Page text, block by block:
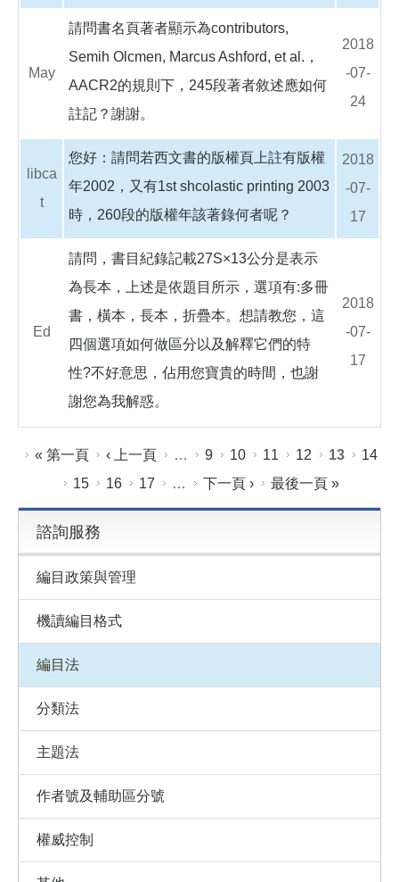
May
請問書名頁著者顯示為contributors,
Semih Olcmen, Marcus Ashford, et al.，
AACR2的規則下，245段著者敘述應如何
註記？謝謝。
2018
-07-
24
libca
t
您好：請問若西文書的版權頁上註有版權
年2002，又有1st shcolastic printing 2003
時，260段的版權年該著錄何者呢？
2018
-07-
17
Ed
請問，書目紀錄記載27S×13公分是表示
為長本，上述是依題目所示，選項有:多冊
書，橫本，長本，折疊本。想請教您，這
四個選項如何做區分以及解釋它們的特
性?不好意思，佔用您寶貴的時間，也謝
謝您為我解惑。
2018
-07-
17
頁面
« 第一頁 ‹ 上一頁 … 9 10 11 12 13
14
15
16 17 … 下一頁 › 最後一頁 »
諮詢服務
編目政策與管理
機讀編目格式
編目法
分類法
主題法
作者號及輔助區分號
權威控制